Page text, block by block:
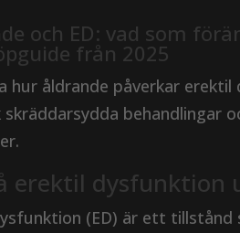
och ED: vad som
från 2025
hur åldrande påverkar erektil
skräddarsydda behandlingar
erektil dysfunktion
(ED) är ett